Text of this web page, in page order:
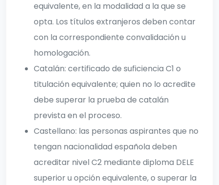
equivalente, en la modalidad a la que se
opta. Los títulos extranjeros deben contar
con la correspondiente convalidación u
homologación.
Catalán: certificado de suficiencia C1 o
titulación equivalente; quien no lo acredite
debe superar la prueba de catalán
prevista en el proceso.
Castellano: las personas aspirantes que no
tengan nacionalidad española deben
acreditar nivel C2 mediante diploma DELE
superior u opción equivalente, o superar la